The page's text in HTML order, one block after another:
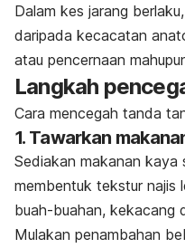
Dalam kes jarang
daripada kecacatan
atau pencernaan
Langkah
Cara mencegah tanda
1. Tawarkan
Sediakan makanan kaya
membentuk tekstur najis
buah-buahan, kekacang
Mulakan penambahan